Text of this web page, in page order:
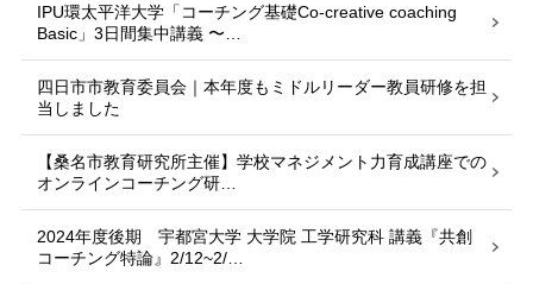
IPU環太平洋大学「コーチング基礎Co-creative coaching
Basic」3日間集中講義 〜…
四日市市教育委員会｜本年度もミドルリーダー教員研修を担
当しました
【桑名市教育研究所主催】学校マネジメント力育成講座での
オンラインコーチング研…
2024年度後期 宇都宮大学 大学院 工学研究科 講義『共創
コーチング特論』2/12~2/…